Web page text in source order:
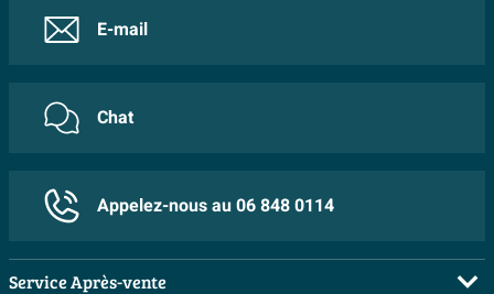
E-mail
Chat
Appelez-nous au 06 848 0114
Service Après-vente